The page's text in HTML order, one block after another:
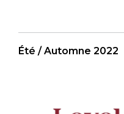
Été / Automne 2022